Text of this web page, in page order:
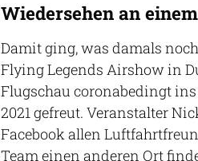
Wiedersehen an
Damit ging, was damals
Flying Legends Airshow in
Flugschau coronabedingt
2021 gefreut. Veranstalter
Facebook allen
Team einen anderen Ort